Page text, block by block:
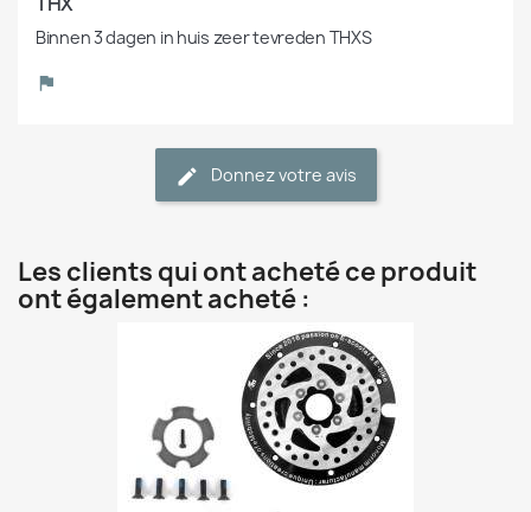
Binnen 3 dagen in huis zeer tevreden THXS
Donnez votre avis
Les clients qui ont acheté ce produit
ont également acheté :